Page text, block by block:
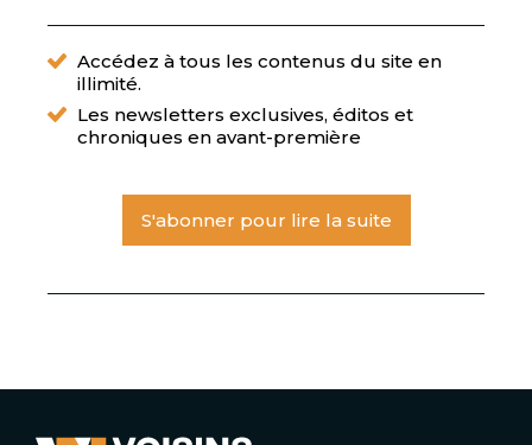
Accédez à tous les contenus du site en
illimité.
Les newsletters exclusives, éditos et
chroniques en avant-première
S'abonner pour lire la suite